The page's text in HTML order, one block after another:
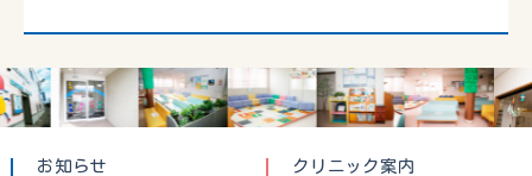
お知らせ クリニック案内